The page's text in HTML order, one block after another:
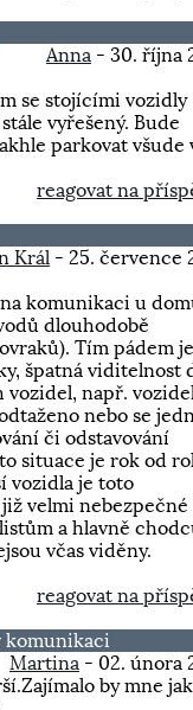
Anna- 30. října
se stojícími vozidly
vyřešený. Bude
parkovat všude
reagovat na
Král- 25. července
komunikaci u
dlouhodobě
Tím pádem je
špatná viditelnost
např.
nebo se
či odstavování
situace je rok od
vozidla je toto
velmi nebezpečné
a hlavně
včas viděny.
reagovat na
komunikaci
Martina- 02. února
by mne